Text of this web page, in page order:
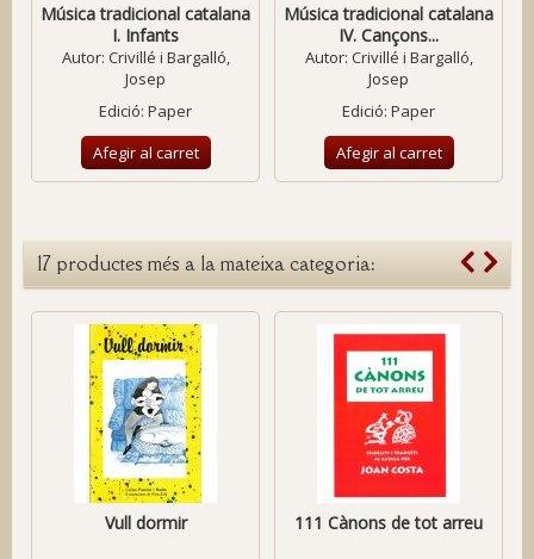
Música tradicional catalana
I. Infants
Autor: Crivillé i Bargalló,
Josep
Edició: Paper
Afegir al carret
Música tradicional catalana
IV. Cançons...
Autor: Crivillé i Bargalló,
Josep
Edició: Paper
Afegir al carret
17 productes més a la mateixa categoria:
Vull dormir 111 Cànons de tot arreu